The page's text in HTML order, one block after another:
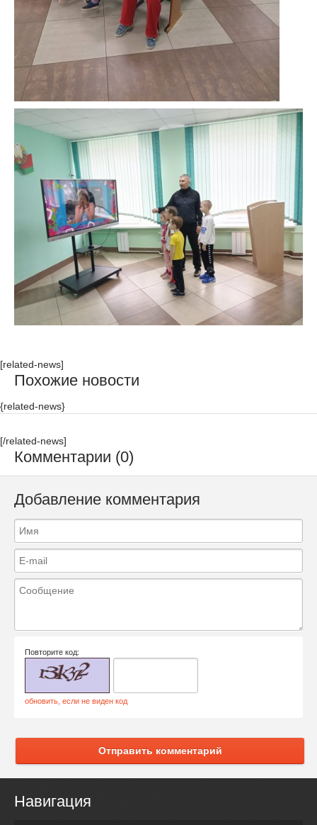
[related-news]
Похожие новости
{related-news}
[/related-news]
Комментарии (0)
Добавление комментария
Повторите код:
обновить, если не виден код
Отправить комментарий
Навигация